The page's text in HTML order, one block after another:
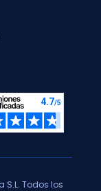
Todos los